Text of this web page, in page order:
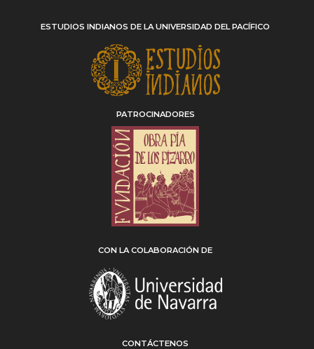
ESTUDIOS INDIANOS DE LA UNIVERSIDAD DEL PACÍFICO
PATROCINADORES
CON LA COLABORACIÓN DE
CONTÁCTENOS